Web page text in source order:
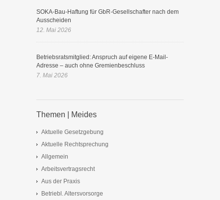
SOKA-Bau-Haftung für GbR-Gesellschafter nach dem
Ausscheiden
12. Mai 2026
Betriebsratsmitglied: Anspruch auf eigene E-Mail-
Adresse – auch ohne Gremienbeschluss
7. Mai 2026
Themen | Meides
Aktuelle Gesetzgebung
Aktuelle Rechtsprechung
Allgemein
Arbeitsvertragsrecht
Aus der Praxis
Betriebl. Altersvorsorge